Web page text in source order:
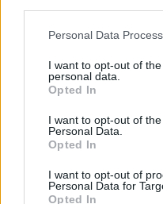
Personal Data
I want to opt-out of
personal data.
Opted In
I want to opt-out of
Personal Data.
Opted In
I want to opt-out of
Personal Data for
Opted In
51